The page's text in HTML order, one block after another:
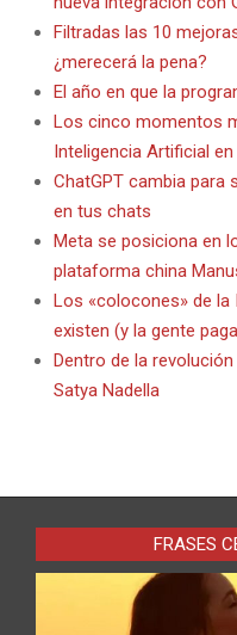
Filtradas las 10
¿merecerá la pena?
El año en que la
Los cinco momentos
Inteligencia Artificial
ChatGPT cambia para
en tus chats
Meta se posiciona en
plataforma china
Los «colocones» de la
existen (y la gente
Dentro de la
Satya Nadella
FRASES